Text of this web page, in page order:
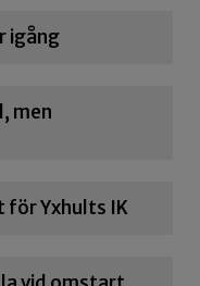
igång
men
för Yxhults IK